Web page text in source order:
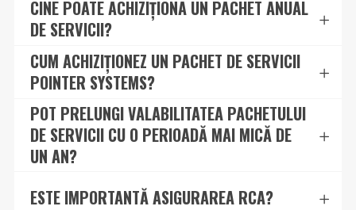
CINE POATE ACHIZIȚIONA UN PACHET ANUAL
DE SERVICII?
CUM ACHIZIȚIONEZ UN PACHET DE SERVICII
POINTER SYSTEMS?
POT PRELUNGI VALABILITATEA PACHETULUI
DE SERVICII CU O PERIOADĂ MAI MICĂ DE
UN AN?
ESTE IMPORTANTĂ ASIGURAREA RCA?